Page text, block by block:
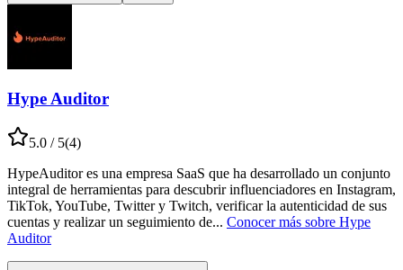
Hype Auditor
5.0 / 5(4)
HypeAuditor es una empresa SaaS que ha desarrollado un conjunto
integral de herramientas para descubrir influenciadores en Instagram,
TikTok, YouTube, Twitter y Twitch, verificar la autenticidad de sus
cuentas y realizar un seguimiento de... Conocer más sobre Hype
Auditor